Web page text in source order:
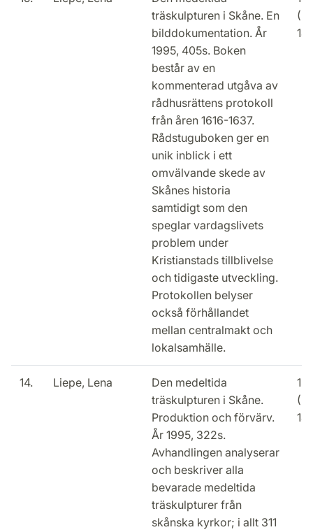
träskulpturen i Skåne. En
bilddokumentation. År
1995, 405s. Boken
består av en
kommenterad utgåva av
rådhusrättens protokoll
från åren 1616-1637.
Rådstuguboken ger en
unik inblick i ett
omvälvande skede av
Skånes historia
samtidigt som den
speglar vardagslivets
problem under
Kristianstads tillblivelse
och tidigaste utveckling.
Protokollen belyser
också förhållandet
mellan centralmakt och
lokalsamhälle.
14. Liepe, Lena
Den medeltida
träskulpturen i Skåne.
Produktion och förvärv.
År 1995, 322s.
Avhandlingen analyserar
och beskriver alla
bevarade medeltida
träskulpturer från
skånska kyrkor; i allt 311